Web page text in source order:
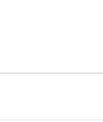
Jan in unserer